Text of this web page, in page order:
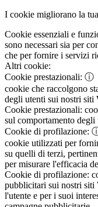
I cookie migliorano la
Cookie essenziali e
sono necessari sia per
che per fornire i servizi
Altri cookie:
Cookie prestazionali: ⓘ
cookie che raccolgono
degli utenti sui nostri siti
Cookie prestazionali:
sul comportamento
Cookie di profilazione:
cookie utilizzati per
su quelli di terzi,
per misurare l'efficacia
Cookie di profilazione:
pubblicitari sui nostri siti
l'utente e per i suoi